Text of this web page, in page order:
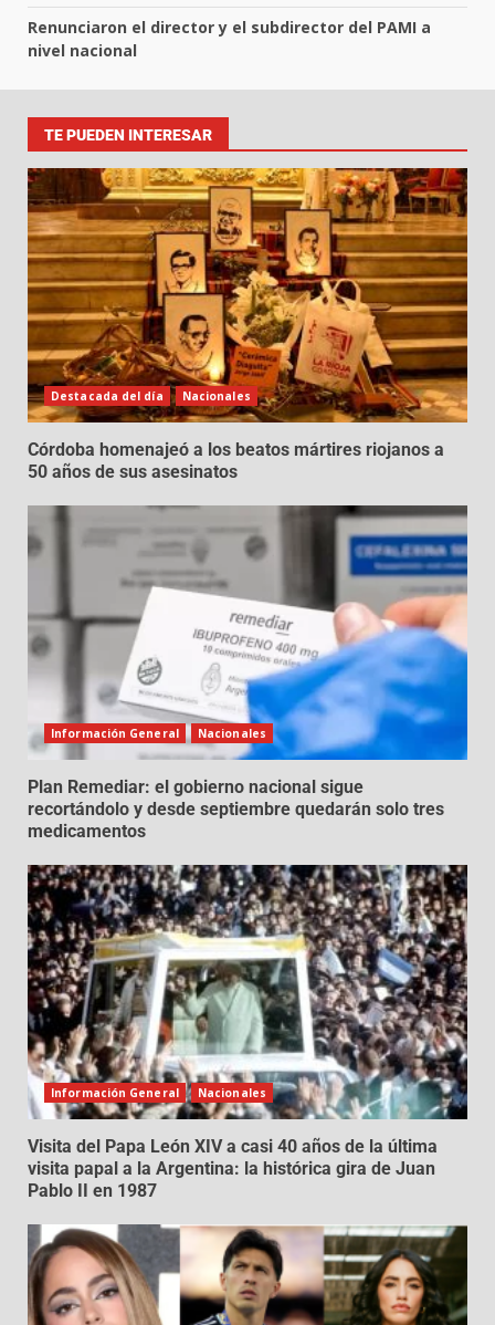
Renunciaron el director y el subdirector del PAMI a
nivel nacional
TE PUEDEN INTERESAR
Destacada del día Nacionales
Córdoba homenajeó a los beatos mártires riojanos a
50 años de sus asesinatos
Información General Nacionales
Plan Remediar: el gobierno nacional sigue
recortándolo y desde septiembre quedarán solo tres
medicamentos
Información General Nacionales
Visita del Papa León XIV a casi 40 años de la última
visita papal a la Argentina: la histórica gira de Juan
Pablo II en 1987